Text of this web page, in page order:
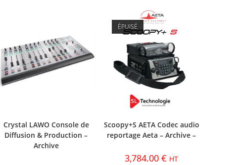
Crystal LAWO Console de
Diffusion & Production –
Archive
ÉPUISÉ
Scoopy+S AETA Codec audio
reportage Aeta – Archive –
3,784.00€ HT